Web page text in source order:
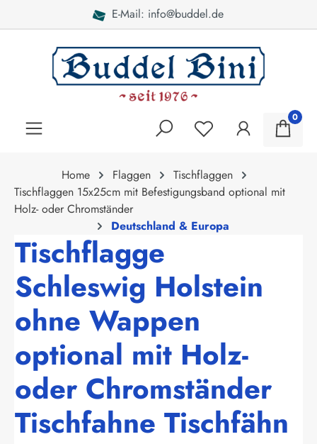
E-Mail: info@buddel.de
0
Home Flaggen
Tischflaggen
Tischflaggen 15x25cm mit Befestigungsband optional mit
Holz- oder Chromständer
Deutschland & Europa
Tischflagge
Schleswig Holstein
ohne Wappen
optional mit Holz-
oder Chromständer
Tischfahne Tischfähn